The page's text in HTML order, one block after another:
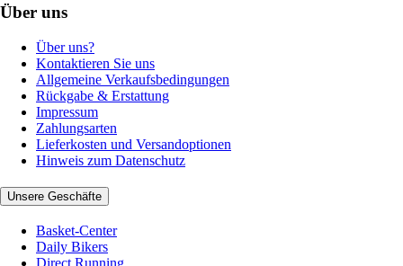
Über uns
Über uns?
Kontaktieren Sie uns
Allgemeine Verkaufsbedingungen
Rückgabe & Erstattung
Impressum
Zahlungsarten
Lieferkosten und Versandoptionen
Hinweis zum Datenschutz
Unsere Geschäfte
Basket-Center
Daily Bikers